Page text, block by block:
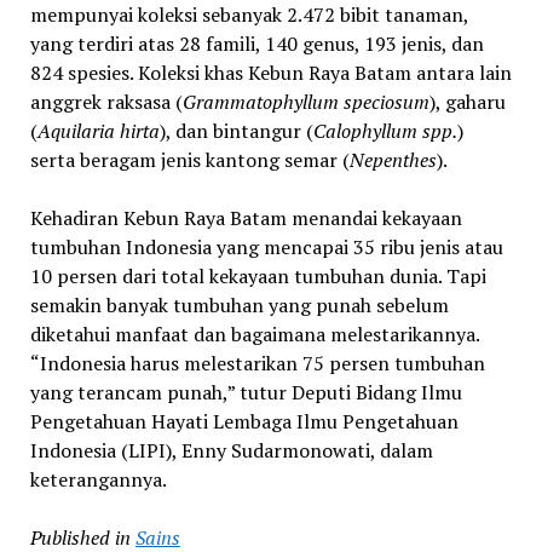
mempunyai koleksi sebanyak 2.472 bibit tanaman,
yang terdiri atas 28 famili, 140 genus, 193 jenis, dan
824 spesies. Koleksi khas Kebun Raya Batam antara lain
anggrek raksasa (Grammatophyllum speciosum), gaharu
(Aquilaria hirta), dan bintangur (Calophyllum spp.)
serta beragam jenis kantong semar (Nepenthes).
Kehadiran Kebun Raya Batam menandai kekayaan
tumbuhan Indonesia yang mencapai 35 ribu jenis atau
10 persen dari total kekayaan tumbuhan dunia. Tapi
semakin banyak tumbuhan yang punah sebelum
diketahui manfaat dan bagaimana melestarikannya.
“Indonesia harus melestarikan 75 persen tumbuhan
yang terancam punah,” tutur Deputi Bidang Ilmu
Pengetahuan Hayati Lembaga Ilmu Pengetahuan
Indonesia (LIPI), Enny Sudarmonowati, dalam
keterangannya.
Published in Sains